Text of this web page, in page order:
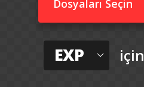
Dosyaları Seçin
EXP için